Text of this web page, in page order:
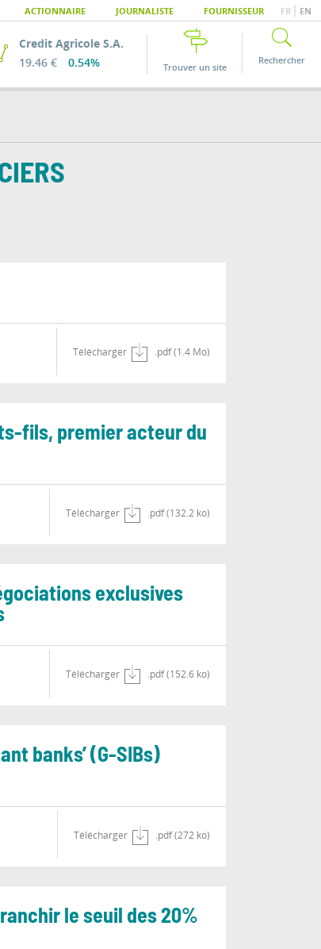
ACTIONNAIRE JOURNALISTE FOURNISSEUR FR EN
Credit Agricole S.A.
19.46 €
0.54% Trouver un site
Rechercher
Télécharger .pdf (1.4 Mo)
fils, premier acteur du
Télécharger .pdf (132.2 ko)
exclusives
Télécharger .pdf (152.6 ko)
banks’ (G-SIBs)
Télécharger .pdf (272 ko)
le seuil des 20%